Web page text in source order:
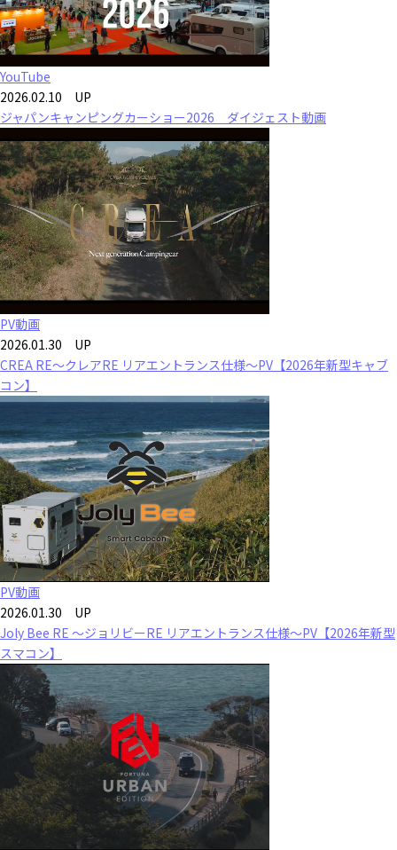
YouTube
2026.02.10 UP
ジャパンキャンピングカーショー2026 ダイジェスト動画
PV動画
2026.01.30 UP
CREA RE～クレアRE リアエントランス仕様～PV【2026年新型キャブ
コン】
PV動画
2026.01.30 UP
Joly Bee RE ～ジョリビーRE リアエントランス仕様～PV【2026年新型
スマコン】